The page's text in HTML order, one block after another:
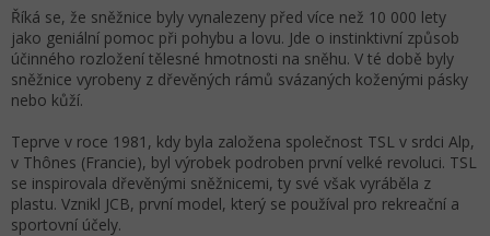
Říká se, že sněžnice byly vynalezeny před více než 10 000 lety
jako geniální pomoc při pohybu a lovu. Jde o instinktivní způsob
účinného rozložení tělesné hmotnosti na sněhu. V té době byly
sněžnice vyrobeny z dřevěných rámů svázaných koženými pásky
nebo kůží.
Teprve v roce 1981, kdy byla založena společnost TSL v srdci Alp,
v Thônes (Francie), byl výrobek podroben první velké revoluci. TSL
se inspirovala dřevěnými sněžnicemi, ty své však vyráběla z
plastu. Vznikl JCB, první model, který se používal pro rekreační a
sportovní účely.